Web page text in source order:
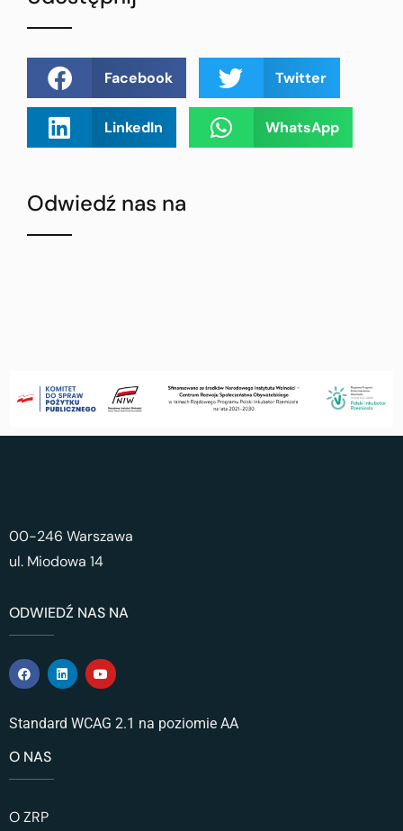
Facebook Twitter
LinkedIn WhatsApp
Odwiedź nas na
00-246 Warszawa
ul. Miodowa 14
ODWIEDŹ NAS NA
Standard WCAG 2.1 na poziomie AA
O NAS
O ZRP